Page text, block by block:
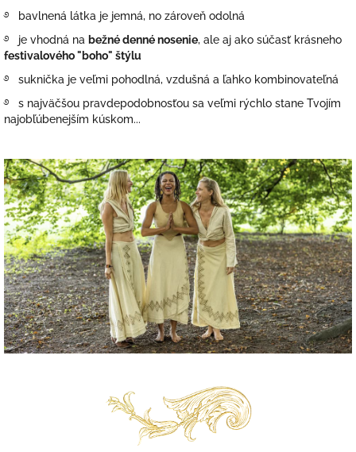
࿔ bavlnená látka je jemná, no zároveň odolná
࿔ je vhodná na bežné denné nosenie, ale aj ako súčasť krásneho
festivalového "boho" štýlu
࿔ suknička je veľmi pohodlná, vzdušná a ľahko kombinovateľná
࿔ s najväčšou pravdepodobnosťou sa veľmi rýchlo stane Tvojím
najobľúbenejším kúskom...